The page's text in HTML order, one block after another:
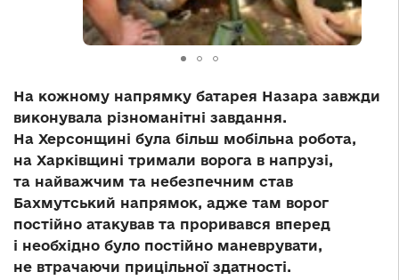
На кожному напрямку батарея Назара завжди
виконувала різноманітні завдання.
На Херсонщині була більш мобільна робота,
на Харківщині тримали ворога в напрузі,
та найважчим та небезпечним став
Бахмутський напрямок, адже там ворог
постійно атакував та проривався вперед
і необхідно було постійно маневрувати,
не втрачаючи прицільної здатності.